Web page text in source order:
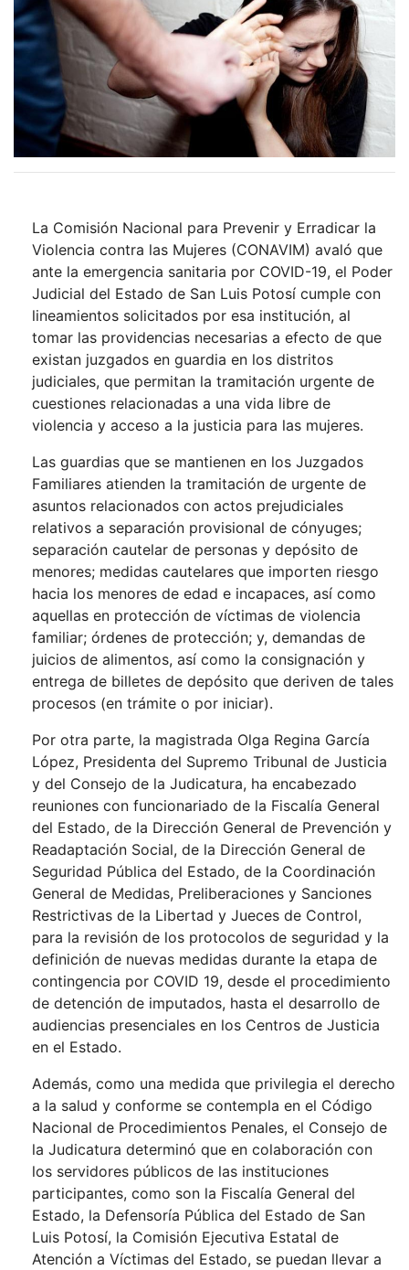
La Comisión Nacional para Prevenir y Erradicar la
Violencia contra las Mujeres (CONAVIM) avaló que
ante la emergencia sanitaria por COVID-19, el Poder
Judicial del Estado de San Luis Potosí cumple con
lineamientos solicitados por esa institución, al
tomar las providencias necesarias a efecto de que
existan juzgados en guardia en los distritos
judiciales, que permitan la tramitación urgente de
cuestiones relacionadas a una vida libre de
violencia y acceso a la justicia para las mujeres.
Las guardias que se mantienen en los Juzgados
Familiares atienden la tramitación de urgente de
asuntos relacionados con actos prejudiciales
relativos a separación provisional de cónyuges;
separación cautelar de personas y depósito de
menores; medidas cautelares que importen riesgo
hacia los menores de edad e incapaces, así como
aquellas en protección de víctimas de violencia
familiar; órdenes de protección; y, demandas de
juicios de alimentos, así como la consignación y
entrega de billetes de depósito que deriven de tales
procesos (en trámite o por iniciar).
Por otra parte, la magistrada Olga Regina García
López, Presidenta del Supremo Tribunal de Justicia
y del Consejo de la Judicatura, ha encabezado
reuniones con funcionariado de la Fiscalía General
del Estado, de la Dirección General de Prevención y
Readaptación Social, de la Dirección General de
Seguridad Pública del Estado, de la Coordinación
General de Medidas, Preliberaciones y Sanciones
Restrictivas de la Libertad y Jueces de Control,
para la revisión de los protocolos de seguridad y la
definición de nuevas medidas durante la etapa de
contingencia por COVID 19, desde el procedimiento
de detención de imputados, hasta el desarrollo de
audiencias presenciales en los Centros de Justicia
en el Estado.
Además, como una medida que privilegia el derecho
a la salud y conforme se contempla en el Código
Nacional de Procedimientos Penales, el Consejo de
la Judicatura determinó que en colaboración con
los servidores públicos de las instituciones
participantes, como son la Fiscalía General del
Estado, la Defensoría Pública del Estado de San
Luis Potosí, la Comisión Ejecutiva Estatal de
Atención a Víctimas del Estado, se puedan llevar a